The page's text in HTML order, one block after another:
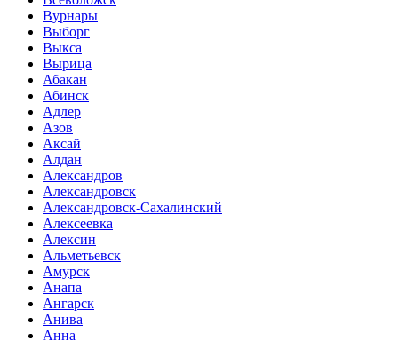
Вурнары
Выборг
Выкса
Вырица
Абакан
Абинск
Адлер
Азов
Аксай
Алдан
Александров
Александровск
Александровск-Сахалинский
Алексеевка
Алексин
Альметьевск
Амурск
Анапа
Ангарск
Анива
Анна